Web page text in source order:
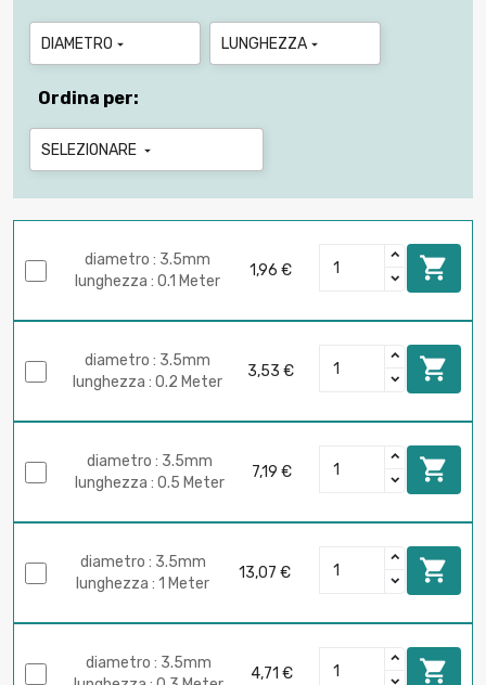
DIAMETRO  LUNGHEZZA 
Ordina per:
SELEZIONARE 
diametro : 3.5mm
lunghezza : 0.1 Meter
1,96 € 
diametro : 3.5mm
lunghezza : 0.2 Meter
3,53 € 
diametro : 3.5mm
lunghezza : 0.5 Meter
7,19 € 
diametro : 3.5mm
lunghezza : 1 Meter
13,07 € 
diametro : 3.5mm
4,71 € 